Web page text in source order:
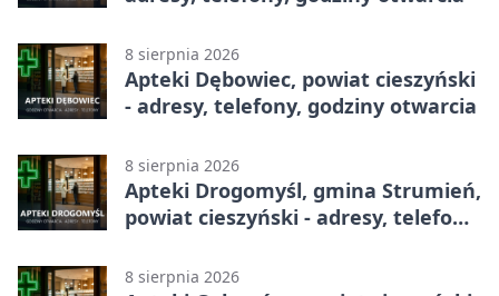
8 sierpnia 2026
Apteki Dębowiec, powiat cieszyński
- adresy, telefony, godziny otwarcia
8 sierpnia 2026
Apteki Drogomyśl, gmina Strumień,
powiat cieszyński - adresy, telefony,
8 sierpnia 2026